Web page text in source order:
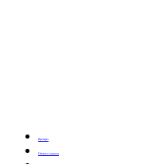
Бренды
Оплата заказа